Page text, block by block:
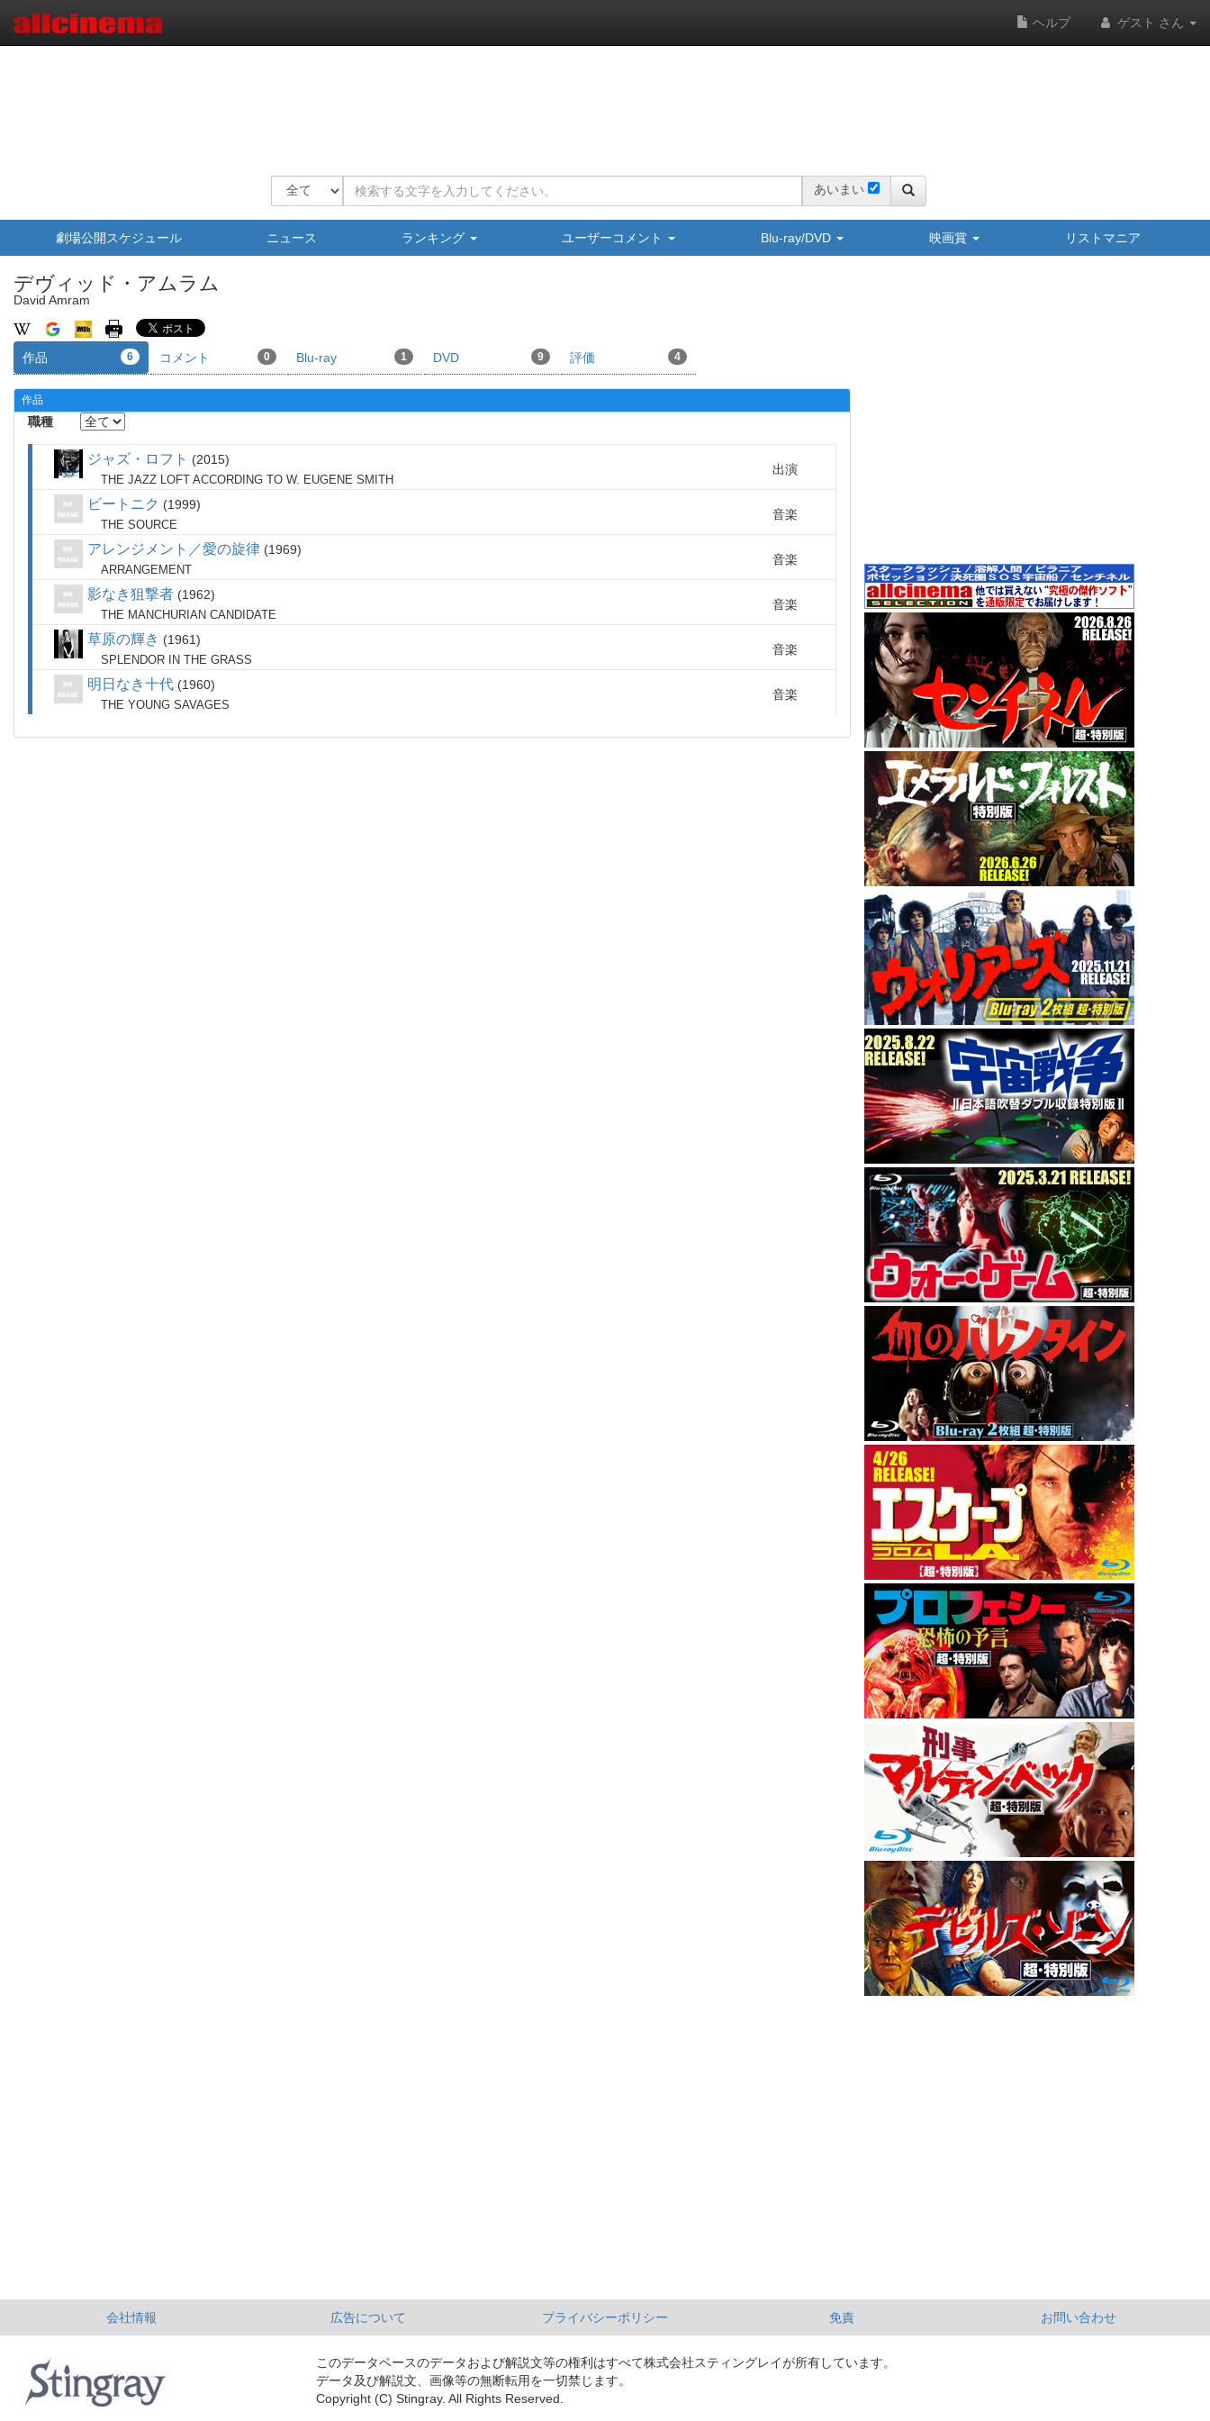
ヘルプ ゲスト さん
あいまい
劇場公開スケジュール ニュース ランキング ユーザーコメント Blu-ray/DVD 映画賞 リストマニア
デヴィッド・アムラム
David Amram
作品 6 コメント 0 Blu-ray 1 DVD 9 評価 4
作品
職種
ジャズ・ロフト 2015
THE JAZZ LOFT ACCORDING TO W. EUGENE SMITH
出演
ビートニク 1999
THE SOURCE
音楽
アレンジメント／愛の旋律 1969
ARRANGEMENT
音楽
影なき狙撃者 1962
THE MANCHURIAN CANDIDATE
音楽
草原の輝き 1961
SPLENDOR IN THE GRASS
音楽
明日なき十代 1960
THE YOUNG SAVAGES
音楽
会社情報 広告について プライバシーポリシー 免責 お問い合わせ
このデータベースのデータおよび解説文等の権利はすべて株式会社スティングレイが所有しています。
データ及び解説文、画像等の無断転用を一切禁じます。
Copyright (C) Stingray. All Rights Reserved.